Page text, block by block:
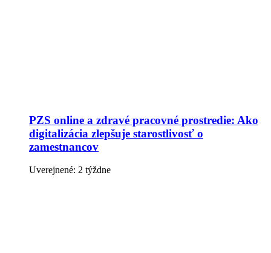
PZS online a zdravé pracovné prostredie: Ako
digitalizácia zlepšuje starostlivosť o
zamestnancov
Uverejnené: 2 týždne